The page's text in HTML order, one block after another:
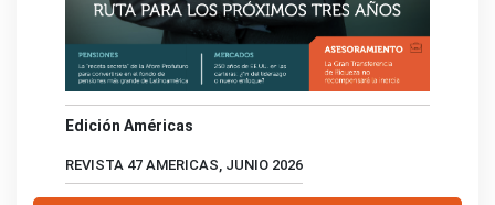
Edición Américas
REVISTA 47 AMERICAS, JUNIO 2026